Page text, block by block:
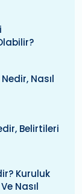
Nasıl
Belirtileri
Kuruluk
Nasıl